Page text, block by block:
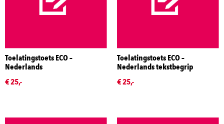
Toelatingstoets ECO –
Nederlands
€ 25,-
Toelatingstoets ECO –
Nederlands tekstbegrip
€ 25,-